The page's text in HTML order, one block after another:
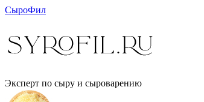
СыроФил
Эксперт по сыру и сыроварению